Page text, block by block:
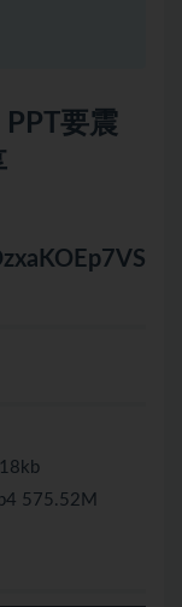
要震
575.52M